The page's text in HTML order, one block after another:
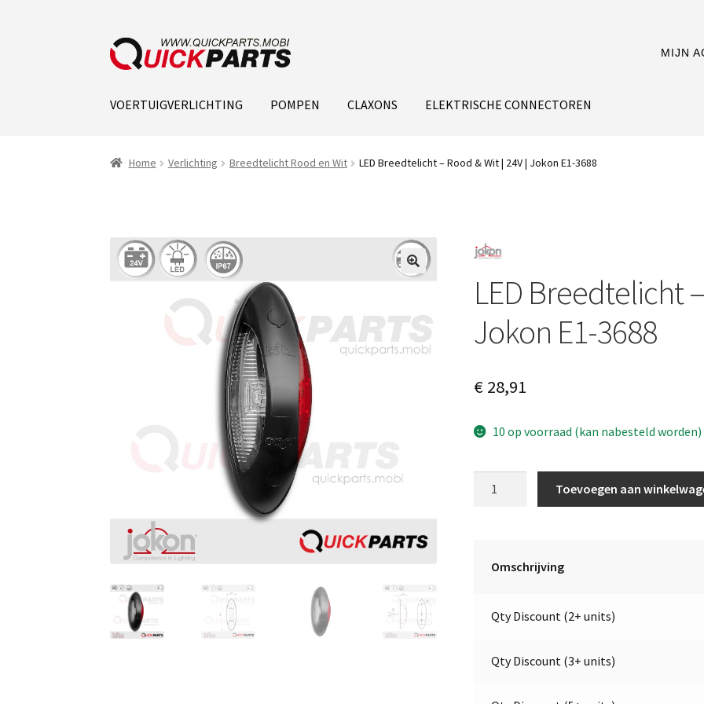
MIJN
VOERTUIGVERLICHTING POMPEN CLAXONS ELEKTRISCHE CONNECTOREN
Home Verlichting Breedtelicht Rood en Wit LED Breedtelicht – Rood & Wit | 24V | Jokon E1-3688
LED Breedtelicht
Jokon E1-3688
€28,91
10 op voorraad (kan nabesteld worden)
24V
Jokon
Toevoegen aan
Omschrijving
Qty Discount (2+ units)
Qty Discount (3+ units)